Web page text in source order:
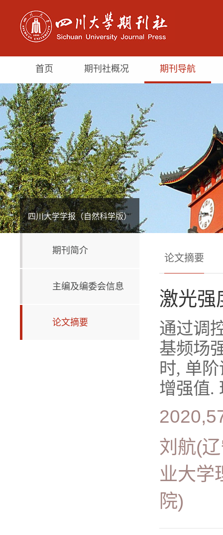
首页 期刊社概况 期刊导航
四川大学学报（自然科学版）
期刊简介
主编及编委会信息
论文摘要
论文摘要
激光强
通过调
基频场
时, 单
增强值.
刘航(
业大学
院)